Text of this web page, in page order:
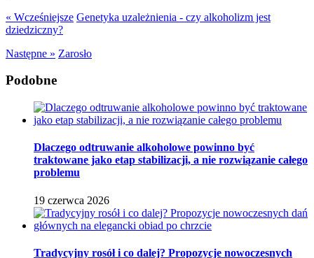
« Wcześniejsze Genetyka uzależnienia - czy alkoholizm jest
dziedziczny?
Następne » Zarosło
Podobne
Dlaczego odtruwanie alkoholowe powinno być
traktowane jako etap stabilizacji, a nie rozwiązanie całego
problemu
19 czerwca 2026
Tradycyjny rosół i co dalej? Propozycje nowoczesnych